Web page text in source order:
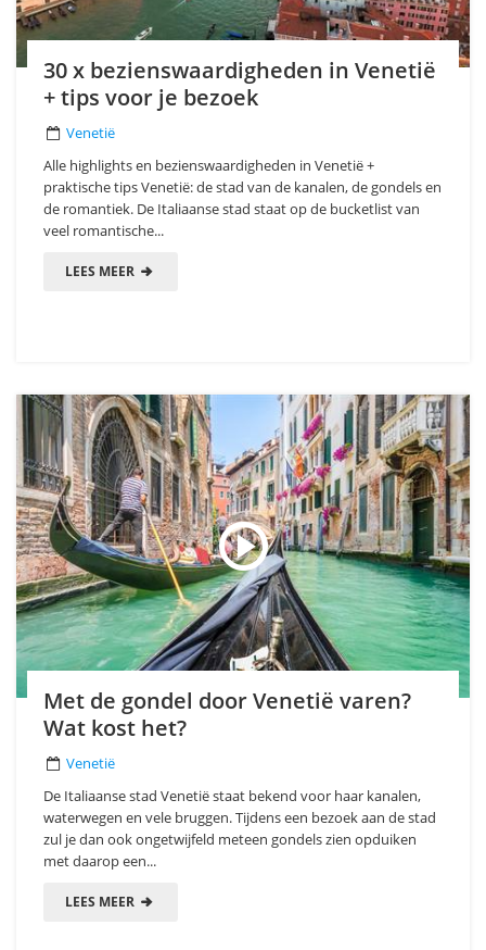
30 x bezienswaardigheden in Venetië
+ tips voor je bezoek
Venetië
Alle highlights en bezienswaardigheden in Venetië +
praktische tips Venetië: de stad van de kanalen, de gondels en
de romantiek. De Italiaanse stad staat op de bucketlist van
veel romantische...
LEES MEER
Met de gondel door Venetië varen?
Wat kost het?
Venetië
De Italiaanse stad Venetië staat bekend voor haar kanalen,
waterwegen en vele bruggen. Tijdens een bezoek aan de stad
zul je dan ook ongetwijfeld meteen gondels zien opduiken
met daarop een...
LEES MEER